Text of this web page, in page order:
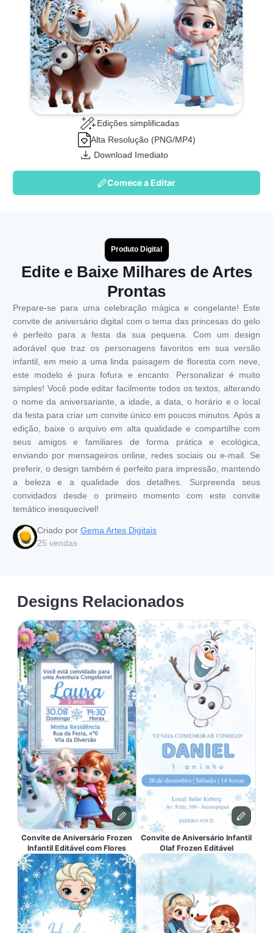
Edições simplificadas
Alta Resolução (PNG/MP4)
Download Imediato
Comece a Editar
Produto Digital
Edite e Baixe Milhares de Artes
Prontas
Prepare-se para uma celebração mágica e congelante! Este
convite de aniversário digital com o tema das princesas do gelo
é perfeito para a festa da sua pequena. Com um design
adorável que traz os personagens favoritos em sua versão
infantil, em meio a uma linda paisagem de floresta com neve,
este modelo é pura fofura e encanto. Personalizar é muito
simples! Você pode editar facilmente todos os textos, alterando
o nome da aniversariante, a idade, a data, o horário e o local
da festa para criar um convite único em poucos minutos. Após a
edição, baixe o arquivo em alta qualidade e compartilhe com
seus amigos e familiares de forma prática e ecológica,
enviando por mensageiros online, redes sociais ou e-mail. Se
preferir, o design também é perfeito para impressão, mantendo
a beleza e a qualidade dos detalhes. Surpreenda seus
convidados desde o primeiro momento com este convite
temático inesquecível!
Criado por Gema Artes Digitais
25 vendas
Designs Relacionados
Convite de Aniversário Frozen
Infantil Editável com Flores
Convite de Aniversário Infantil
Olaf Frozen Editável